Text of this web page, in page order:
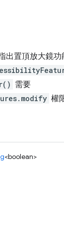
出置頂放大鏡功
需要
權
<boolean>